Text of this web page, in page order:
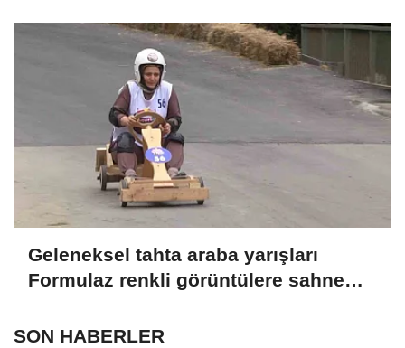
Geleneksel tahta araba yarışları
Formulaz renkli görüntülere sahne
SON HABERLER